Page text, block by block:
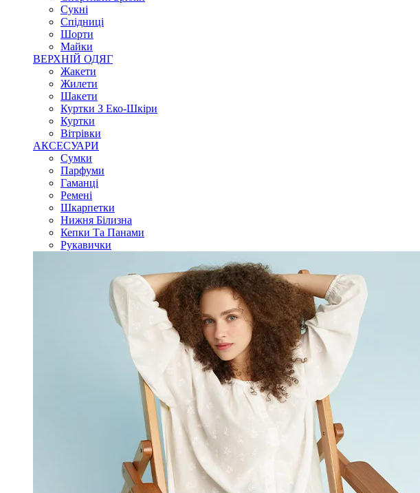
Сукні
Спідниці
Шорти
Майки
ВЕРХНІЙ ОДЯГ
Жакети
Жилети
Шакети
Куртки З Еко-Шкіри
Куртки
Вітрівки
АКСЕСУАРИ
Сумки
Парфуми
Гаманці
Ремені
Шкарпетки
Нижня Білизна
Кепки Та Панами
Рукавички